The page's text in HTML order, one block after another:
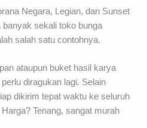
Negara, Legian, dan Sunset
banyak sekali toko bunga
salah satu contohnya.
ataupun buket hasil karya
diragukan lagi. Selain
dikirim tepat waktu ke seluruh
Tenang, sangat murah